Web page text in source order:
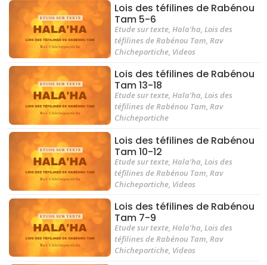
Lois des téfilines de Rabénou
Tam 5-6
Etude sur texte,Hala'ha,Lois des
téfilines de Rabénou Tam,Rav
Chicheportiche, Videos
Lois des téfilines de Rabénou
Tam 13-18
Etude sur texte,Hala'ha,Lois des
téfilines de Rabénou Tam,Rav
Chicheportiche
Lois des téfilines de Rabénou
Tam 10-12
Etude sur texte Hala'ha Lois des
téfilines de Rabénou Tam Rav
Chicheportiche Videos
Lois des téfilines de Rabénou
Tam 7-9
Etude sur texte,Hala'ha,Lois des
téfilines de Rabénou Tam,Rav
Chicheportiche, Videos